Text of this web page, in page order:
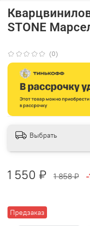
(0)
Предзаказ
STONE
1 550 ₽ 1 858 ₽ -
Выбрать